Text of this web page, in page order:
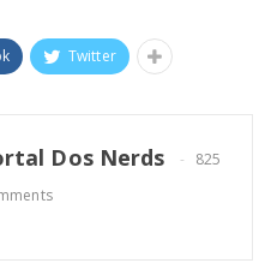
Twitter
Dos Nerds
825